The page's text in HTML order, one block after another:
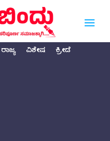
ರಾಜ್ಯ ವಿಶೇಷ ಕ್ರೀಡೆ